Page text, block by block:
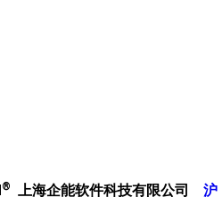
® 上海企能软件科技有限公司 沪